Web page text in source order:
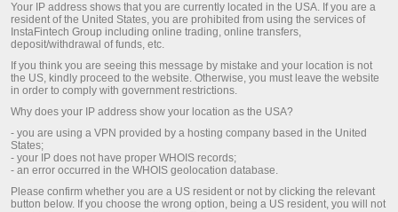
Chaque client d'InstaTrade a la possibilité de choisir une
plateforme qui répond davantage à ses intérêts et à ses
préférences dans le trading sur les plateformes financières
mondiales À ce jour, la société propose plusieurs types de
terminaux de trading les plus populaires. Il convient de noter
que chacune des plateformes est responsable de la mise en
œuvre des différentes tâches du trader. Vous trouverez ci-
dessous des informations sur les demandes auxquelles
chacune des plateformes de trading Web répond.
Your IP address shows that you are currently located in the USA. If you are a
resident of the United States, you are prohibited from using the services of
InstaFintech Group including online trading, online transfers,
deposit/withdrawal of funds, etc.
If you think you are seeing this message by mistake and your location is not
the US, kindly proceed to the website. Otherwise, you must leave the website
in order to comply with government restrictions.
Why does your IP address show your location as the USA?
- you are using a VPN provided by a hosting company based in the United
States;
- your IP does not have proper WHOIS records;
- an error occurred in the WHOIS geolocation database.
Please confirm whether you are a US resident or not by clicking the relevant
button below. If you choose the wrong option, being a US resident, you will not